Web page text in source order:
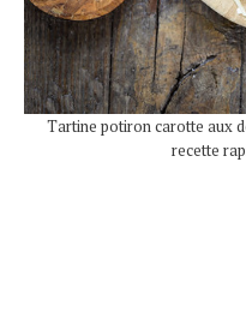
Tartine potiron carotte aux
recette